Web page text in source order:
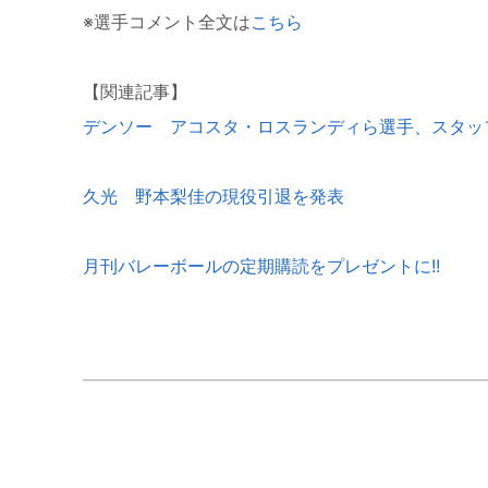
※選手コメント全文はこちら
【関連記事】
デンソー アコスタ・ロスランディら選手、スタッ
久光 野本梨佳の現役引退を発表
月刊バレーボールの定期購読をプレゼントに!!